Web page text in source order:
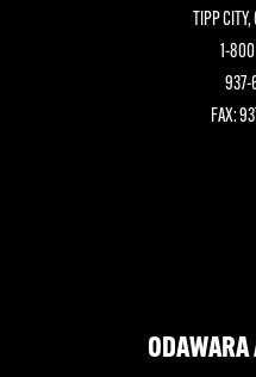
TIPP CITY,
1-800
937-
FAX:
ODAWARA